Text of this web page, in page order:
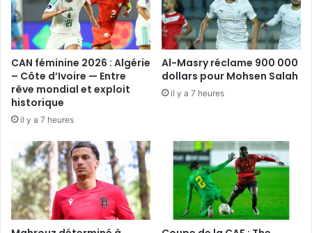
CAN féminine 2026 : Algérie
– Côte d’Ivoire — Entre
rêve mondial et exploit
historique
il y a 7 heures
Al-Masry réclame 900 000
dollars pour Mohsen Salah
il y a 7 heures